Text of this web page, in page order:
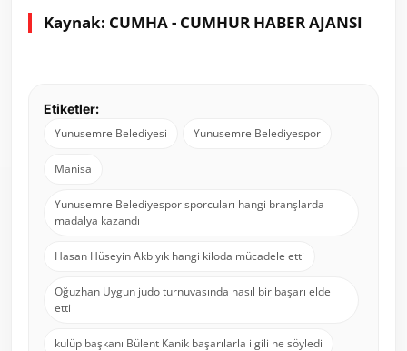
Kaynak: CUMHA - CUMHUR HABER AJANSI
Etiketler:
Yunusemre Belediyesi
Yunusemre Belediyespor
Manisa
Yunusemre Belediyespor sporcuları hangi branşlarda
madalya kazandı
Hasan Hüseyin Akbıyık hangi kiloda mücadele etti
Oğuzhan Uygun judo turnuvasında nasıl bir başarı elde
etti
kulüp başkanı Bülent Kanik başarılarla ilgili ne söyledi